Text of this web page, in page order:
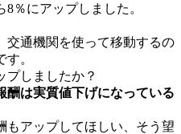
％にアップしました。
交通機関を使って移動するの
す。
プしましたか？
酬は実質値下げになっている
もアップしてほしい、そう望